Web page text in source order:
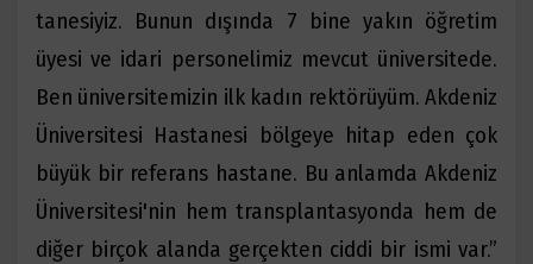
tanesiyiz. Bunun dışında 7 bine yakın öğretim
üyesi ve idari personelimiz mevcut üniversitede.
Ben üniversitemizin ilk kadın rektörüyüm. Akdeniz
Üniversitesi Hastanesi bölgeye hitap eden çok
büyük bir referans hastane. Bu anlamda Akdeniz
Üniversitesi'nin hem transplantasyonda hem de
diğer birçok alanda gerçekten ciddi bir ismi var.”